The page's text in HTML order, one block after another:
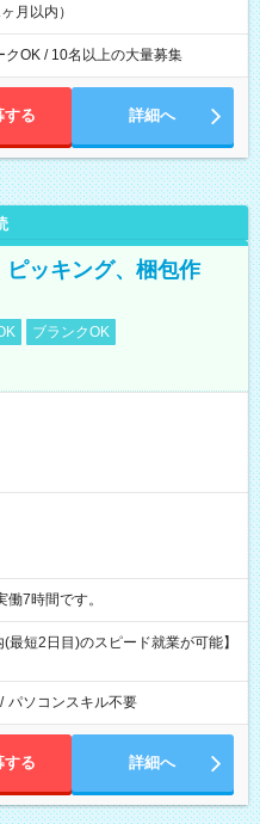
月以内）
OK / 10名以上の大量募集
する 詳細へ
ッキング、梱包作
ブランクOK
ち実働7時間です。
短2日目)のスピード就業が可能】
/ パソコンスキル不要
する 詳細へ